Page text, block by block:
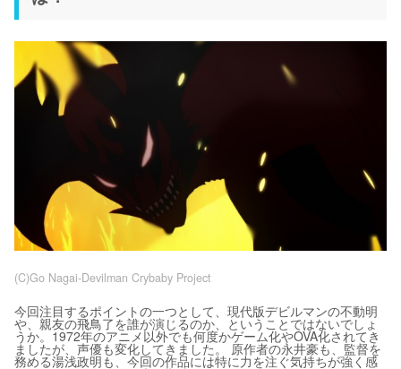
(C)Go Nagai-Devilman Crybaby Project
今回注目するポイントの一つとして、現代版デビルマンの不動明
や、親友の飛鳥了を誰が演じるのか、ということではないでしょ
うか。1972年のアニメ以外でも何度かゲーム化やOVA化されてき
ましたが、声優も変化してきました。 原作者の永井豪も、監督を
務める湯浅政明も、今回の作品には特に力を注ぐ気持ちが強く感